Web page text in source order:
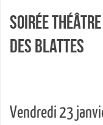
Soirée théâtre
des blattes
Vendredi 23